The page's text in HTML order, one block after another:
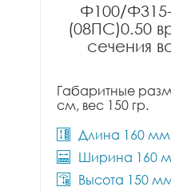
Ф100/
(08ПС)0.50
сечения
Габаритные
см, вес 150 гр.
Длина 160
Ширина 160
Высота 150